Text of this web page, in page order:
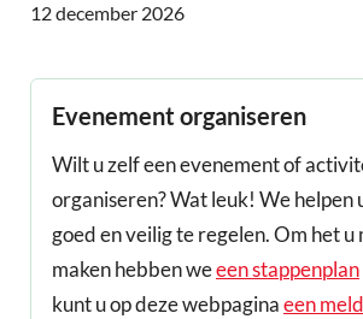
12 december 2026
Evenement organiseren
Wilt u zelf een evenement of
organiseren? Wat leuk! We helpen
goed en veilig te regelen. Om het
maken hebben weeen stappenplan
kunt u op deze webpaginaeen